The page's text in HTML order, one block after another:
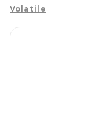
Volatile